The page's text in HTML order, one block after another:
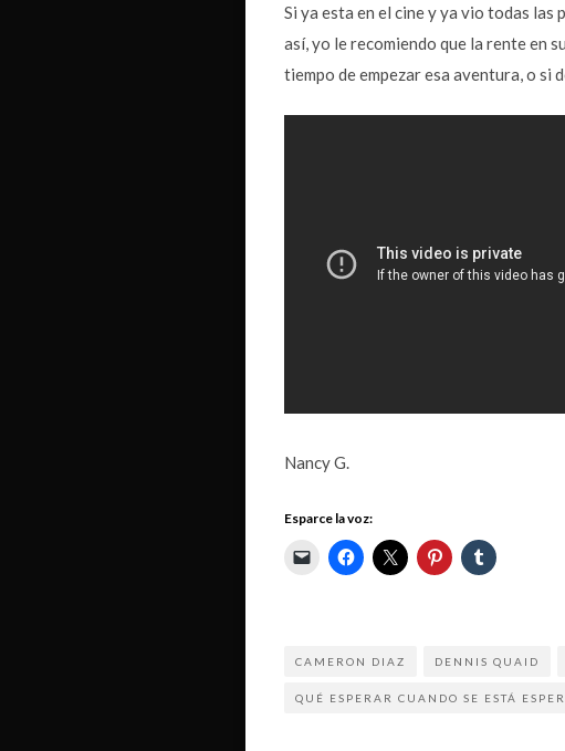
Si ya esta en el cine y ya vio todas las
así, yo le recomiendo que la rente en
tiempo de empezar esa aventura, o si
Nancy G.
Esparce la voz:
CAMERON DIAZ DENNIS QUAID
QUÉ ESPERAR CUANDO SE ESTÁ